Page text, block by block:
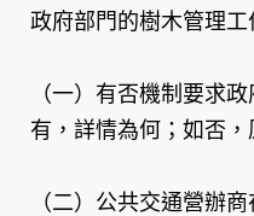
政府部門的樹木管理工
（一）有否機制要求
有，詳情為何；如否，
（二）公共交通營辦